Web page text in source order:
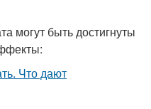
могут быть достигнуты